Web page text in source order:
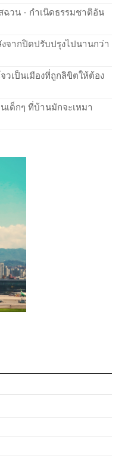
ฉวน - กำเนิดธรรมชาติอัน
จากปิดปรับปรุงไปนานกว่า
วเป็นเมืองที่ถูกลิขิตให้ต้อง
เด็กๆ ที่บ้านมักจะเหมา